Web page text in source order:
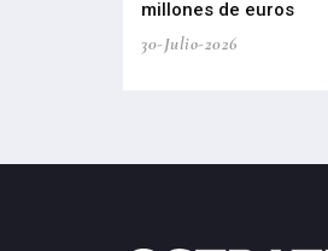
millones de euros
30-Julio-2026